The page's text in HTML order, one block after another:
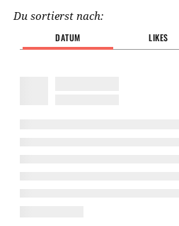
Du sortierst nach:
DATUM LIKES